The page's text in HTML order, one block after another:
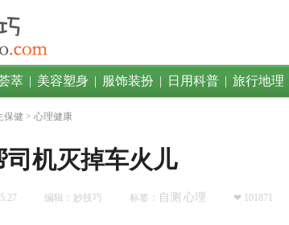
萃 | 美容塑身 | 服饰装扮 | 日用科普 | 旅行地理
保健 > 心理健康
司机灭掉车火儿
编辑：妙技巧 标签： 自测 心理 ❤ 101871